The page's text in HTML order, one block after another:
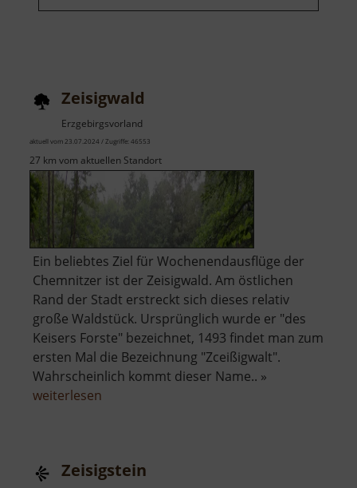
Zeisigwald
Erzgebirgsvorland
aktuell vom 23.07.2024 / Zugriffe: 46553
27 km vom aktuellen Standort
Ein beliebtes Ziel für Wochenendausflüge der
Chemnitzer ist der Zeisigwald. Am östlichen
Rand der Stadt erstreckt sich dieses relativ
große Waldstück. Ursprünglich wurde er "des
Keisers Forste" bezeichnet, 1493 findet man zum
ersten Mal die Bezeichnung "Zceißigwalt".
Wahrscheinlich kommt dieser Name.. »
weiterlesen
Zeisigstein